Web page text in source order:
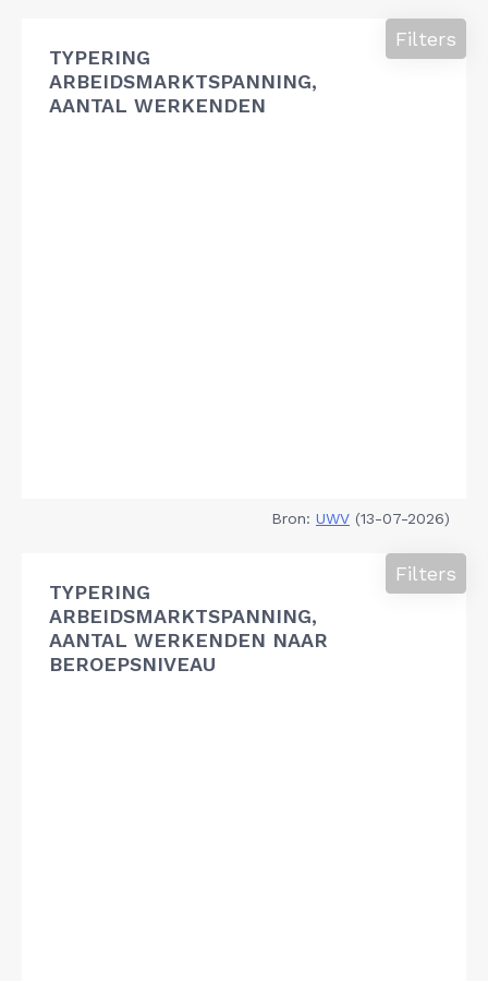
TYPERING
ARBEIDSMARKTSPANNING,
AANTAL WERKENDEN
Filters
Bron: UWV (13-07-2026)
TYPERING
ARBEIDSMARKTSPANNING,
AANTAL WERKENDEN NAAR
BEROEPSNIVEAU
Filters